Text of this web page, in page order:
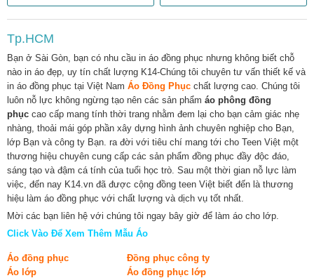
Tp.HCM
Bạn ở Sài Gòn, bạn có nhu cầu in áo đồng phục nhưng không biết chỗ
nào in áo đẹp, uy tín chất lượng K14-Chúng tôi chuyên tư vấn thiết kế và
in áo đồng phục tại Việt Nam Áo Đồng Phục chất lượng cao. Chúng tôi
luôn nỗ lực không ngừng tạo nên các sản phẩm áo phông đồng
phục cao cấp mang tính thời trang nhằm đem lại cho bạn cảm giác nhẹ
nhàng, thoải mái góp phần xây dựng hình ảnh chuyên nghiệp cho Bạn,
lớp Bạn và công ty Bạn. ra đời với tiêu chí mang tới cho Teen Việt một
thương hiệu chuyên cung cấp các sản phẩm đồng phục đầy độc đáo,
sáng tạo và đậm cá tính của tuổi học trò. Sau một thời gian nỗ lực làm
việc, đến nay K14.vn đã được cộng đồng teen Việt biết đến là thương
hiệu làm áo đồng phục với chất lượng và dịch vụ tốt nhất.
Mời các bạn liên hệ với chúng tôi ngay bây giờ để làm áo cho lớp.
Click Vào Để Xem Thêm Mẫu Áo
Áo đồng phục
Áo lớp
Đồng phục công ty
Áo đồng phục lớp